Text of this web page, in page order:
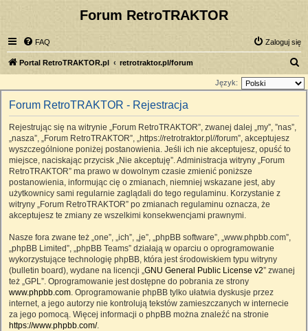
Forum RetroTRAKTOR
FAQ Zaloguj się
Portal RetroTRAKTOR.pl retrotraktor.pl/forum
z
Język:
Forum RetroTRAKTOR - Rejestracja
Rejestrując się na witrynie „Forum RetroTRAKTOR”, zwanej dalej „my”, ”nas”,
„nasza”, „Forum RetroTRAKTOR”, „https://retrotraktor.pl//forum”, akceptujesz
wyszczególnione poniżej postanowienia. Jeśli ich nie akceptujesz, opuść to
miejsce, naciskając przycisk „Nie akceptuję”. Administracja witryny „Forum
RetroTRAKTOR” ma prawo w dowolnym czasie zmienić poniższe
postanowienia, informując cię o zmianach, niemniej wskazane jest, aby
użytkownicy sami regularnie zaglądali do tego regulaminu. Korzystanie z
witryny „Forum RetroTRAKTOR” po zmianach regulaminu oznacza, że
akceptujesz te zmiany ze wszelkimi konsekwencjami prawnymi.
Nasze fora zwane też „one”, „ich”, „je”, „phpBB software”, „www.phpbb.com”,
„phpBB Limited”, „phpBB Teams” działają w oparciu o oprogramowanie
wykorzystujące technologię phpBB, która jest środowiskiem typu witryny
(bulletin board), wydane na licencji „GNU General Public License v2” zwanej
też „GPL”. Oprogramowanie jest dostępne do pobrania ze strony
www.phpbb.com. Oprogramowanie phpBB tylko ułatwia dyskusje przez
internet, a jego autorzy nie kontrolują tekstów zamieszczanych w internecie
za jego pomocą. Więcej informacji o phpBB można znaleźć na stronie
https://www.phpbb.com/.